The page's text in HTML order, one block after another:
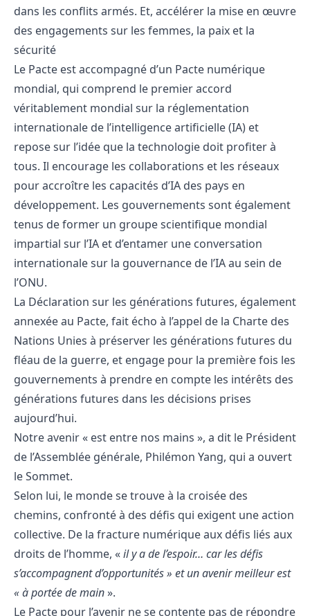
dans les conflits armés. Et, accélérer la mise en œuvre
des engagements sur les femmes, la paix et la
sécurité
Le Pacte est accompagné d’un Pacte numérique
mondial, qui comprend le premier accord
véritablement mondial sur la réglementation
internationale de l’intelligence artificielle (IA) et
repose sur l’idée que la technologie doit profiter à
tous. Il encourage les collaborations et les réseaux
pour accroître les capacités d’IA des pays en
développement. Les gouvernements sont également
tenus de former un groupe scientifique mondial
impartial sur l’IA et d’entamer une conversation
internationale sur la gouvernance de l’IA au sein de
l’ONU.
La Déclaration sur les générations futures, également
annexée au Pacte, fait écho à l’appel de la Charte des
Nations Unies à préserver les générations futures du
fléau de la guerre, et engage pour la première fois les
gouvernements à prendre en compte les intérêts des
générations futures dans les décisions prises
aujourd’hui.
Notre avenir « est entre nos mains », a dit le Président
de l’Assemblée générale, Philémon Yang, qui a ouvert
le Sommet.
Selon lui, le monde se trouve à la croisée des
chemins, confronté à des défis qui exigent une action
collective. De la fracture numérique aux défis liés aux
droits de l’homme, «il y a de l’espoir… car les défis
s’accompagnent d’opportunités » et un avenir meilleur est
« à portée de main».
Le Pacte pour l’avenir ne se contente pas de répondre